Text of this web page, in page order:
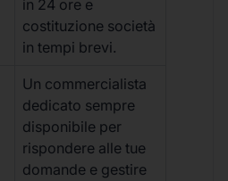
in 24 ore e
costituzione società
in tempi brevi.
Un commercialista
dedicato sempre
disponibile per
rispondere alle tue
domande e gestire